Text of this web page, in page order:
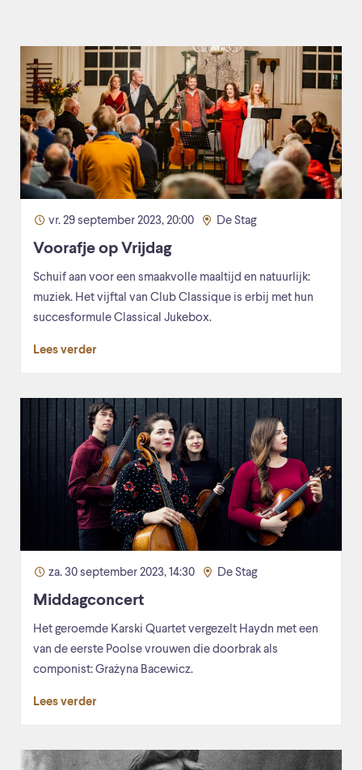
vr. 29 september 2023, 20:00 De Stag
Voorafje op Vrijdag
Schuif aan voor een smaakvolle maaltijd en natuurlijk:
muziek. Het vijftal van Club Classique is erbij met hun
succesformule Classical Jukebox.
Lees verder
za. 30 september 2023, 14:30 De Stag
Middagconcert
Het geroemde Karski Quartet vergezelt Haydn met een
van de eerste Poolse vrouwen die doorbrak als
componist: Grażyna Bacewicz.
Lees verder